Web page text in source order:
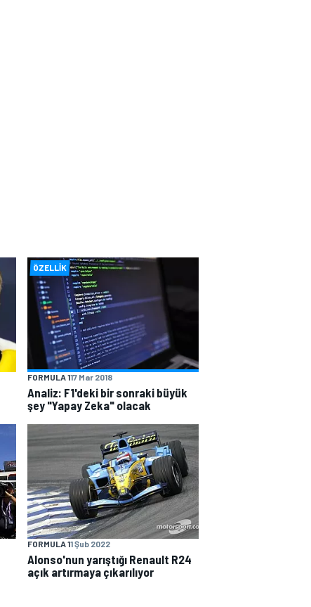
ÖZELLIK
FORMULA 117 Mar 2018
Analiz: F1'deki bir sonraki büyük
şey "Yapay Zeka" olacak
FORMULA 11 Şub 2022
Alonso'nun yarıştığı Renault R24
açık artırmaya çıkarılıyor